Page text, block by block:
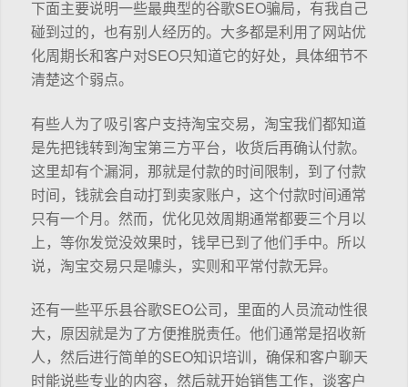
下面主要说明一些最典型的谷歌SEO骗局，有我自己
碰到过的，也有别人经历的。大多都是利用了网站优
化周期长和客户对SEO只知道它的好处，具体细节不
清楚这个弱点。
有些人为了吸引客户支持淘宝交易，淘宝我们都知道
是先把钱转到淘宝第三方平台，收货后再确认付款。
这里却有个漏洞，那就是付款的时间限制，到了付款
时间，钱就会自动打到卖家账户，这个付款时间通常
只有一个月。然而，优化见效周期通常都要三个月以
上，等你发觉没效果时，钱早已到了他们手中。所以
说，淘宝交易只是噱头，实则和平常付款无异。
还有一些平乐县谷歌SEO公司，里面的人员流动性很
大，原因就是为了方便推脱责任。他们通常是招收新
人，然后进行简单的SEO知识培训，确保和客户聊天
时能说些专业的内容，然后就开始销售工作，谈客户